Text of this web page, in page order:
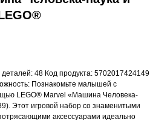
48 Код продукта: 5702017424149
Познакомьте малышей с
LEGO® Marvel «Машина Человека-
Этот игровой набор со знаменитыми
аксессуарами идеально